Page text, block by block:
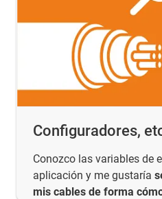
Configuradores,
Conozco las variables de
aplicación y me gustaría
mis cables de forma